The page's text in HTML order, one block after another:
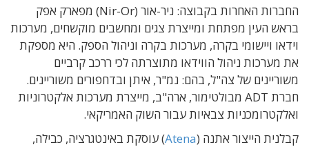
החברות האחרות בקבוצה: ניר-אור (Nir-Or) מפארק אפק
בראש העין מפתחת ומייצרת צגים ומחשבים מוקשחים, מערכות
וידאו ויישומי בקרה, מערכות בקרה וניהול הספק. היא מספקת
את מערכות ניהול הווידאו מתוצרתה לכי ררכב קרביים
משוריינים של צה"ל, בהם: נמ"ר, איתן ובדחפורים משוריינים.
חברת ADT מבולטימור, ארה"ב, מייצרת מערכות אלקטרוניות
ואלקטרומכניות צבאיות עבור השוק האמריקאי.
קבלנית הייצור אתנה (Atena) עוסקת באינטגרציה, כבילה,